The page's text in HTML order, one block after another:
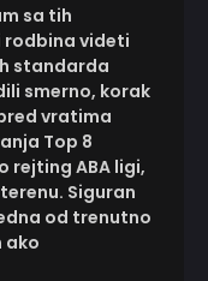
sa tih
rodbina videti
standarda
smerno, korak
vratima
Top 8
rejting ABA ligi,
Siguran
od trenutno
ako